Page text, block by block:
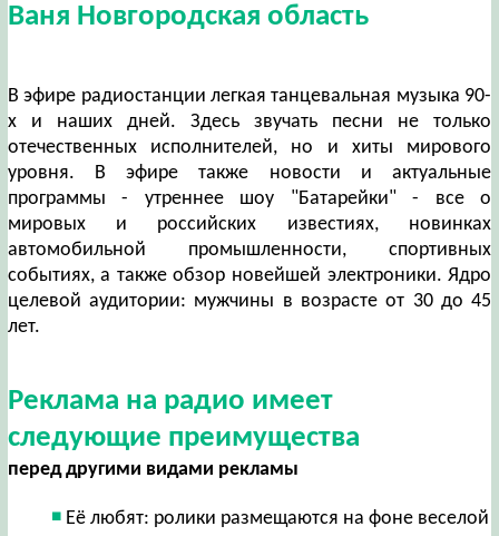
Ваня Новгородская область
В эфире радиостанции легкая танцевальная музыка 90-
х и наших дней. Здесь звучать песни не только
отечественных исполнителей, но и хиты мирового
уровня. В эфире также новости и актуальные
программы - утреннее шоу "Батарейки" - все о
мировых и российских известиях, новинках
автомобильной промышленности, спортивных
событиях, а также обзор новейшей электроники. Ядро
целевой аудитории: мужчины в возрасте от 30 до 45
лет.
Реклама на радио имеет
следующие преимущества
перед другими видами рекламы
Её любят: ролики размещаются на фоне веселой